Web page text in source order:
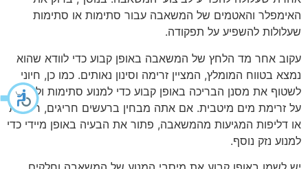
האימפלר והאטמים של המשאבה עבור סתימות או סתימות
שעלולות להשפיע על תפקודה.
עקוב אחר מד הלחץ של המשאבה באופן קבוע כדי לוודא שהוא
נמצא בטווח המומלץ, המציין זרימה וסינון נאותים. כמו כן, חיוני
לשטוף את מסנן הבריכה באופן קבוע כדי למנוע סתימות ולשמור
על זרימת מים מיטבית. אם אתה מבחין ברעשים חריגים, רעידות
או דליפות המגיעות מהמשאבה, פתור את הבעיה באופן מיידי כדי
למנוע נזק נוסף.